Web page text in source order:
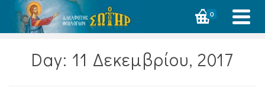
0
Day: 11 Δεκεμβρίου, 2017